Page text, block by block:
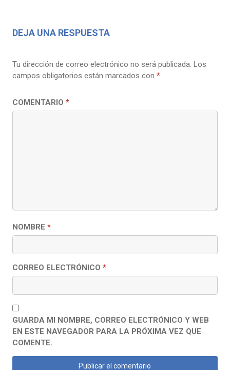
DEJA UNA RESPUESTA
Tu dirección de correo electrónico no será publicada. Los
campos obligatorios están marcados con *
COMENTARIO *
NOMBRE *
CORREO ELECTRÓNICO *
GUARDA MI NOMBRE, CORREO ELECTRÓNICO Y WEB
EN ESTE NAVEGADOR PARA LA PRÓXIMA VEZ QUE
COMENTE.